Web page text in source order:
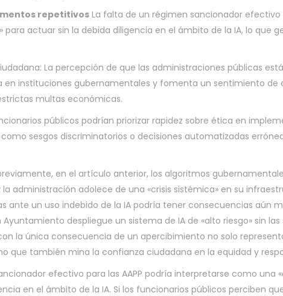
repetitivos La falta de un régimen sancionador efectivo
para actuar sin la debida diligencia en el ámbito de la IA, lo que
La percepción de que las administraciones públicas
en instituciones gubernamentales y fomenta un sentimiento de
multas económicas.
públicos podrían priorizar rapidez sobre ética en
sesgos discriminatorios o decisiones automatizadas
en el artículo anterior, los algoritmos
administración adolece de una «crisis sistémica» en su
ante un uso indebido de la IA podría tener consecuencias aún
despliegue un sistema de IA de «alto riesgo» sin
la única consecuencia de un apercibimiento no solo
que también mina la confianza ciudadana en la equidad y
efectivo para las AAPP podría interpretarse como una
en el ámbito de la IA. Si los funcionarios públicos perciben